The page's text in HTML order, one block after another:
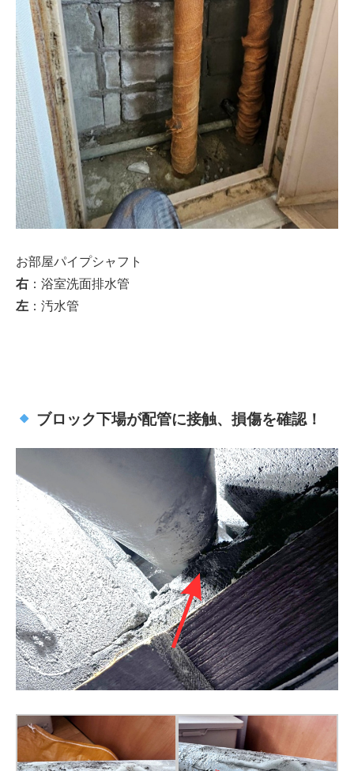
お部屋パイプシャフト
右 ：浴室洗面排水管
左 ：汚水管
ブロック下場が配管に接触、損傷を確認！